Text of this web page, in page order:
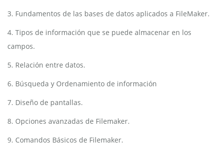
3. Fundamentos de las bases de datos aplicados a FileMaker.
4. Tipos de información que se puede almacenar en los
campos.
5. Relación entre datos.
6. Búsqueda y Ordenamiento de información
7. Diseño de pantallas.
8. Opciones avanzadas de Filemaker.
9. Comandos Básicos de Filemaker.